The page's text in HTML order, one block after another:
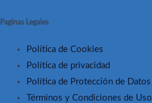
Paginas Legales
Política de Cookies
Política de privacidad
Política de Protección de Datos
Términos y Condiciones de Uso